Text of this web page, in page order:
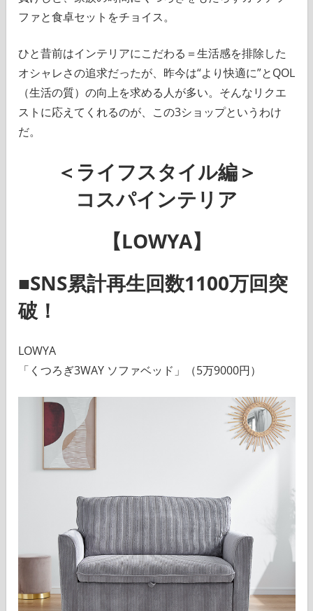
ファと食卓セットをチョイス。
ひと昔前はインテリアにこだわる＝生活感を排除した
オシャレさの追求だったが、昨今は“より快適に”とQOL
（生活の質）の向上を求める人が多い。そんなリクエ
ストに応えてくれるのが、この3ショップというわけ
だ。
＜ライフスタイル編＞
コスパインテリア
【LOWYA】
■SNS累計再生回数1100万回突
破！
LOWYA
「くつろぎ3WAY ソファベッド」（5万9000円）